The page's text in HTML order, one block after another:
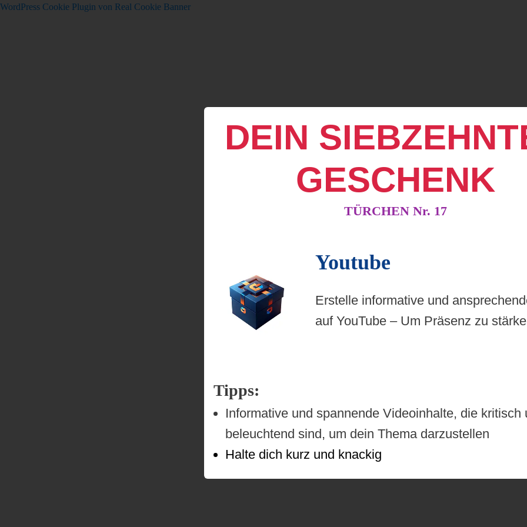
DEIN
GESCHENK
TÜRCHEN Nr. 17
Youtube
Erstelle informative und
auf YouTube – Um Präsenz zu
Tipps:
Informative und spannende Videoinhalte, die kritisch
beleuchtend sind, um dein Thema darzustellen
Halte dich kurz und knackig
WordPress Cookie Plugin von Real Cookie Banner